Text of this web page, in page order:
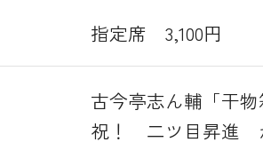
指定席 3,100円
古今亭志ん輔「干物
祝！ 二ツ目昇進